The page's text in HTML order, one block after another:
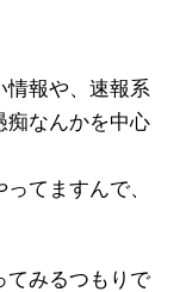
情報や、速報系
痴なんかを中心
てますんで、
てみるつもりで